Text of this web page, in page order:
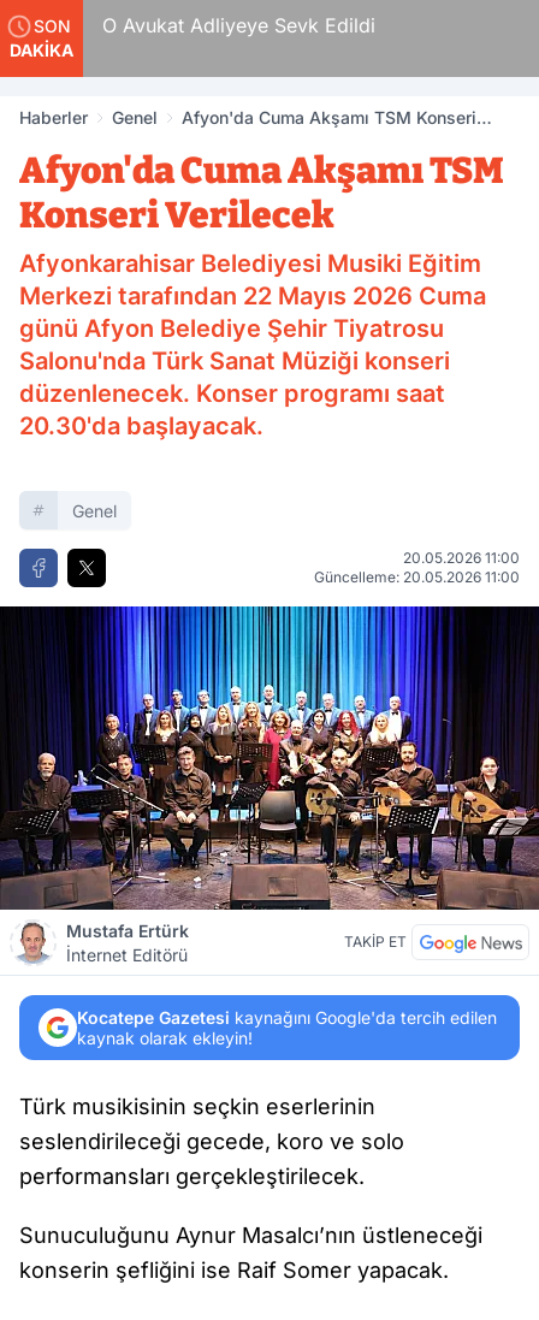
SON
DAKİKA
O Avukat Adliyeye Sevk Edildi
Haberler Genel
Afyon'da Cuma Akşamı TSM Konseri
Afyon'da Cuma Akşamı TSM
Konseri Verilecek
Afyonkarahisar Belediyesi Musiki Eğitim
Merkezi tarafından 22 Mayıs 2026 Cuma
günü Afyon Belediye Şehir Tiyatrosu
Salonu'nda Türk Sanat Müziği konseri
düzenlenecek. Konser programı saat
20.30'da başlayacak.
Genel
20.05.2026 11:00
Güncelleme: 20.05.2026 11:00
Mustafa Ertürk
İnternet Editörü
TAKİP ET
Kocatepe Gazetesi kaynağını Google'da tercih edilen
kaynak olarak ekleyin!
Türk musikisinin seçkin eserlerinin
seslendirileceği gecede, koro ve solo
performansları gerçekleştirilecek.
Sunuculuğunu Aynur Masalcı’nın üstleneceği
konserin şefliğini ise Raif Somer yapacak.